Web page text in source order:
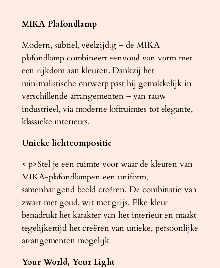
M
K
A
g
r
i
j
s
a
n
t
a
l
MIKA Plafondlamp
Modern, subtiel, veelzijdig – de MIKA
plafondlamp combineert eenvoud van vorm met
een rijkdom aan kleuren. Dankzij het
minimalistische ontwerp past hij gemakkelijk in
verschillende arrangementen – van rauw
industrieel, via moderne loftruimtes tot elegante,
klassieke interieurs.
Unieke lichtcompositie
< p>Stel je een ruimte voor waar de kleuren van
MIKA-plafondlampen een uniform,
samenhangend beeld creëren. De combinatie van
zwart met goud, wit met grijs. Elke kleur
benadrukt het karakter van het interieur en maakt
tegelijkertijd het creëren van unieke, persoonlijke
arrangementen mogelijk.
Your World, Your Light